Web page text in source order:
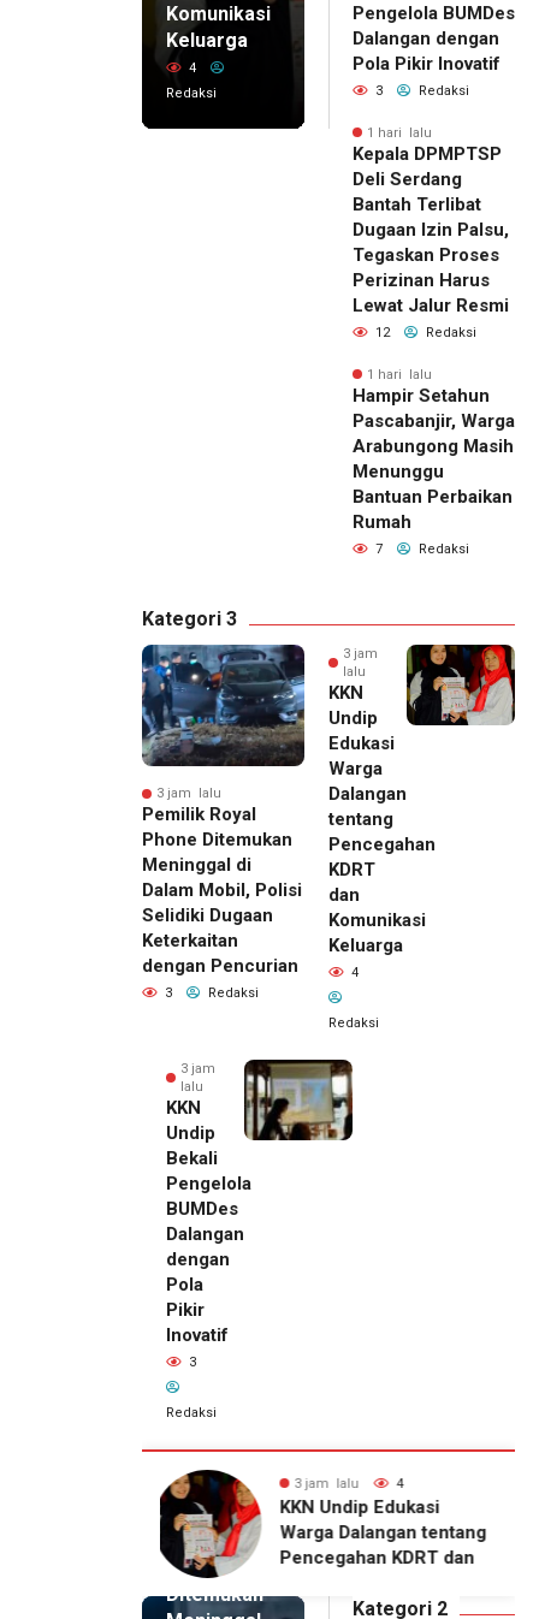
Komunikasi
Keluarga
4
Redaksi
Pengelola BUMDes
Dalangan dengan
Pola Pikir Inovatif
3 Redaksi
1 hari lalu
Kepala DPMPTSP
Deli Serdang
Bantah Terlibat
Dugaan Izin Palsu,
Tegaskan Proses
Perizinan Harus
Lewat Jalur Resmi
12 Redaksi
1 hari lalu
Hampir Setahun
Pascabanjir, Warga
Arabungong Masih
Menunggu
Bantuan Perbaikan
Rumah
7 Redaksi
Kategori 3
3 jam lalu
Pemilik Royal
Phone Ditemukan
Meninggal di
Dalam Mobil, Polisi
Selidiki Dugaan
Keterkaitan
dengan Pencurian
3 Redaksi
3 jam
lalu
KKN
Undip
Edukasi
Warga
Dalangan
tentang
Pencegahan
KDRT
dan
Komunikasi
Keluarga
4
Redaksi
3 jam
lalu
KKN
Undip
Bekali
Pengelola
BUMDes
Dalangan
dengan
Pola
Pikir
Inovatif
3
Redaksi
3 jam lalu 3
KKN Undip Bekali
Pengelola BUMDes
Dalangan dengan Pola
3 jam lalu
Pemilik
Royal
Phone
Ditemukan
Kategori 2